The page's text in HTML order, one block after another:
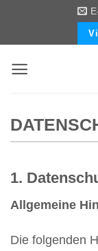
springen
1.
Allgemeine
Die folgenden